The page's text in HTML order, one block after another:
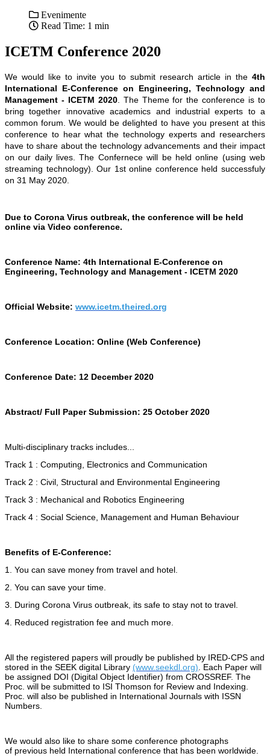
Evenimente
Read Time: 1 min
ICETM Conference 2020
We would like to invite you to submit research article in the 4th
International E-Conference on Engineering, Technology and
Management - ICETM 2020. The Theme for the conference is to
bring together innovative academics and industrial experts to a
common forum. We would be delighted to have you present at this
conference to hear what the technology experts and researchers
have to share about the technology advancements and their impact
on our daily lives. The Confernece will be held online (using web
streaming technology). Our 1st online conference held successfuly
on 31 May 2020
Due to Corona Virus outbreak, the conference will be held
online via Video conference.
Conference Name: 4th International E-Conference on
Engineering, Technology and Management - ICETM 2020
Official Website: www.icetm.theired.org
Conference Location: Online (Web Conference)
Conference Date: 12 December 2020
Abstract/ Full Paper Submission: 25 October 2020
Multi-disciplinary tracks includes...
Track 1 : Computing, Electronics and Communication
Track 2 : Civil, Structural and Environmental Engineering
Track 3 : Mechanical and Robotics Engineering
Track 4 : Social Science, Management and Human Behaviour
Benefits of E-Conference:
1. You can save money from travel and hotel.
2. You can save your time.
3. During Corona Virus outbreak, its safe to stay not to travel.
4. Reduced registration fee and much more.
All the registered papers will proudly be published by IRED-CPS and
stored in the SEEK digital Library (www.seekdl.org) . Each Paper will
be assigned DOI (Digital Object Identifier) from CROSSREF. The
Proc. will be submitted to ISI Thomson for Review and Indexing.
Proc. will also be published in International Journals with ISSN
Numbers.
We would also like to share some conference photographs
of previous held International conference that has been worldwide.